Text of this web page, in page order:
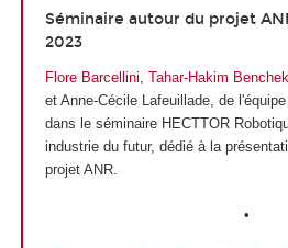
Séminaire autour du projet
2023
Flore Barcellini, Tahar-Hakim
et Anne-Cécile Lafeuillade, de
dans le séminaire HECTTOR
industrie du futur, dédié à la
projet ANR.
•